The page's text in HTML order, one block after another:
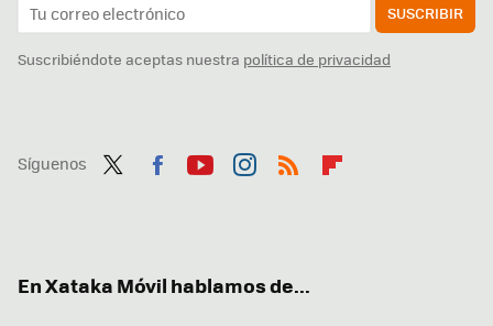
SUSCRIBIR
Suscribiéndote aceptas nuestra política de privacidad
Síguenos
En Xataka Móvil hablamos de...